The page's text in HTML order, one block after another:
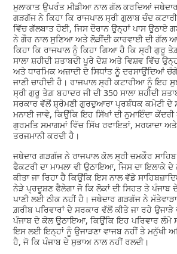
ਮੁਲਾਕਾਤ ਉਪਰੰਤ ਮੀਡੀਆ ਨਾਲ ਗੱਲ ਕਰਦਿਆਂ
ਗੜਗੱਜ ਨੇ ਕਿਹਾ ਕਿ ਰਾਜਪਾਲ ਸ੍ਰੀ ਗੁਲਾਬ ਚੰਦ
ਵਿੱਚ ਗੱਲਬਾਤ ਹੋਈ, ਜਿਸ ਦੌਰਾਨ ਉਨ੍ਹਾਂ ਪਾਸ ਉਠਾਏ
ਨੇ ਗੌਰ ਨਾਲ ਸੁਣਿਆ ਅਤੇ ਲੋੜੀਂਦੀ ਕਾਰਵਾਈ ਦੀ ਗੱਲ
ਕਿਹਾ ਕਿ ਰਾਜਪਾਲ ਨੂੰ ਕਿਹਾ ਗਿਆ ਹੈ ਕਿ ਸ੍ਰੀ ਗੁਰੂ
ਸਾਲਾ ਸ਼ਹੀਦੀ ਸ਼ਤਾਬਦੀ ਪੂਰੇ ਦੇਸ਼ ਅਤੇ ਵਿਸ਼ਵ ਵਿੱਚ
ਅਤੇ ਧਾਰਮਿਕ ਅਜ਼ਾਦੀ ਦੇ ਸਿਧਾਂਤ ਨੂੰ ਦਰਸਾਉਂਦਿਆਂ
ਜਾਣੀ ਚਾਹੀਦੀ ਹੈ। ਰਾਜਪਾਲ ਸ੍ਰੀ ਕਟਾਰੀਆ ਨੂੰ ਇਹ
ਸ੍ਰੀ ਗੁਰੂ ਤੇਗ਼ ਬਹਾਦਰ ਜੀ ਦੀ 350 ਸਾਲਾ ਸ਼ਹੀਦੀ
ਸਰਕਾਰ ਵੱਲੋਂ ਸ਼੍ਰੋਮਣੀ ਗੁਰਦੁਆਰਾ ਪ੍ਰਬੰਧਕ ਕਮੇਟੀ ਦੇ
ਮਨਾਈ ਜਾਵੇ, ਕਿਉਂਕਿ ਇਹ ਸਿੱਖਾਂ ਦੀ ਨੁਮਾਇੰਦਾ
ਗੁਰਮਤਿ ਸਮਾਗਮਾਂ ਵਿੱਚ ਸਿੱਖ ਰਵਾਇਤਾਂ, ਮਰਯਾਦਾ ਅਤੇ
ਤਰਜਮਾਨੀ ਕਰਦੀ ਹੈ।
ਜਥੇਦਾਰ ਗੜਗੱਜ ਨੇ ਰਾਜਪਾਲ ਕੋਲ ਸ੍ਰੀ ਚਮਕੌਰ
ਫੈਕਟਰੀ ਦਾ ਮਾਮਲਾ ਵੀ ਉਠਾਇਆ, ਜਿਸ ਦਾ ਇਲਾਕੇ
ਕੀਤਾ ਜਾ ਰਿਹਾ ਹੈ ਕਿਉਂਕਿ ਇਸ ਨਾਲ ਵੱਡੇ
ਨੇੜੇ ਪ੍ਰਦੂਸ਼ਣ ਫੈਲੇਗਾ ਜੋ ਕਿ ਲੋਕਾਂ ਦੀ ਸਿਹਤ ਤੇ ਪੰਜਾਬ
ਪਾਣੀ ਲਈ ਠੀਕ ਨਹੀਂ ਹੈ। ਜਥੇਦਾਰ ਗੜਗੱਜ ਨੇ
ਗ਼ਰੀਬ ਪਰਿਵਾਰਾਂ ਦੇ ਸਰਕਾਰ ਵੱਲੋਂ ਕੀਤੇ ਜਾ ਰਹੇ ਉਜਾੜੇ
ਪੰਜਾਬ ਦੇ ਕੋਲ ਉਠਾਇਆ, ਕਿਉਂਕਿ ਇਹ ਪਰਿਵਾਰ
ਇਸ ਲਈ ਇਨ੍ਹਾਂ ਨੂੰ ਉਜਾੜਣਾ ਵਾਜਬ ਨਹੀਂ ਤੇ ਮਨੁੱਖੀ
ਹੈ, ਜੋ ਕਿ ਪੰਜਾਬ ਦੇ ਸੁਭਾਅ ਨਾਲ ਨਹੀਂ ਰਲਦੀ।